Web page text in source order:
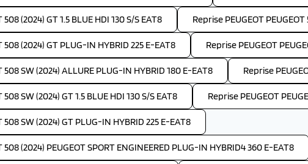
(2024) GT 1.5 BLUE HDI 130 S/S EAT8 Reprise PEUGEOT
508 (2024) GT PLUG-IN HYBRID 225 E-EAT8 Reprise PEUGEOT
508 SW (2024) ALLURE PLUG-IN HYBRID 180 E-EAT8 Reprise
SW (2024) GT 1.5 BLUE HDI 130 S/S EAT8 Reprise PEUGEOT
508 SW (2024) GT PLUG-IN HYBRID 225 E-EAT8
508 (2024) PEUGEOT SPORT ENGINEERED PLUG-IN HYBRID4 360 E-EAT8